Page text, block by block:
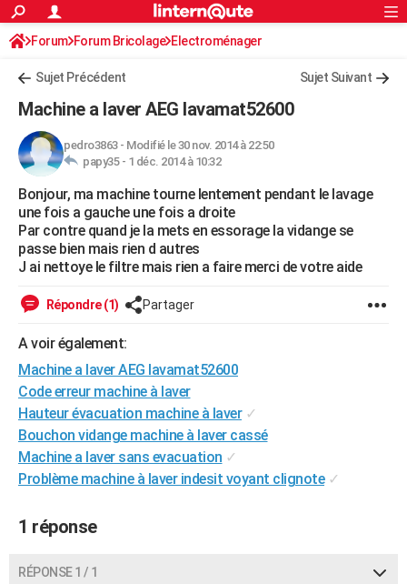
ACTUALITÉS
Politique
Société
Faits Divers
Education
Monde
Villes
+
FINANCE
Retraite
Impôts
Epargne
Immobilier
Risques naturels par ville
Banque
Assurance
Crédit
AUTO
Essais
Réserver un essai
Citadines
Berlines
SUV
Forum auto
+HIGH-TECH
Mobiles
Meilleur smartphone
Internet
Ordinateurs
Jeux vidéo
Guide high-tech
+BRICOLAGE
Forum
Aménagement intérieur
Extérieur
Cuisine
Salle de bains
Jardinage
Rangement
Guides de France
Escapades
Patrimoine
Expositions
Musées
Week-end nature
Art de vivre
Bien-être
Loisirs
Mode
Modes de vie
Alimentation
Guide de la santé
Maladies
Médicaments
Sommeil
VOYAGE
PHOTO
GUIDES D'ACHAT
CARTE DE VOEUX
Carte de Noël
Carte Bonne année
Carte Saint-Valentin
Carte Pâques
Carte d'anniversaire
DICTIONNAIRE
S'inscrire
Connexion
Forum Forum Bricolage Electroménager
Sujet Précédent Sujet Suivant
Machine a laver AEG lavamat52600
pedro3863- Modifié le 30 nov. 2014 à 22:50
papy35 - 1 déc. 2014 à 10:32
Bonjour, ma machine tourne lentement pendant le lavage
une fois a gauche une fois a droite
Par contre quand je la mets en essorage la vidange se
passe bien mais rien d autres
J ai nettoye le filtre mais rien a faire merci de votre aide
Répondre (1) Partager
A voir également:
Machine a laver AEG lavamat52600
Code erreur machine à laver
Hauteur évacuation machine à laver ✓
Bouchon vidange machine à laver cassé
Machine a laver sans evacuation ✓
Problème machine à laver indesit voyant clignote ✓
1 réponse
RÉPONSE 1 / 1